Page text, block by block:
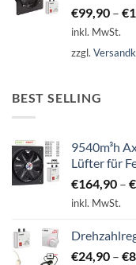
€99,90 – €
inkl. MwSt.
zzgl.
BEST SELLING
9540m³h
Lüfter für
€164,90 – €
inkl. MwSt.
€24,90 – €